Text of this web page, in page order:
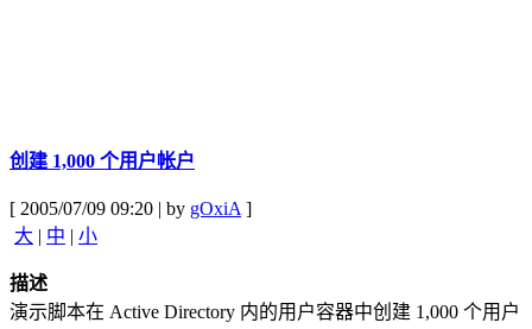
创建 1,000 个用户帐户
[ 2005/07/09 09:20 | by gOxiA]
大 | 中 | 小
描述
演示脚本在 Active Directory 内的用户容器中创建 1,000 个用户